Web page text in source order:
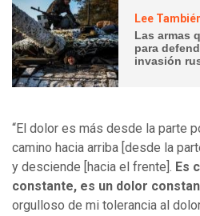
Lee
Las armas
para
invasión
“El dolor es más desde la parte
camino hacia arriba [desde la
y desciende [hacia el frente]. Es
constante, es un dolor
orgulloso de mi tolerancia al